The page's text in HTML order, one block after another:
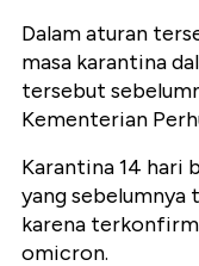
Dalam aturan
masa karantina
tersebut
Kementerian
Karantina 14 hari
yang sebelumnya
karena
omicron.